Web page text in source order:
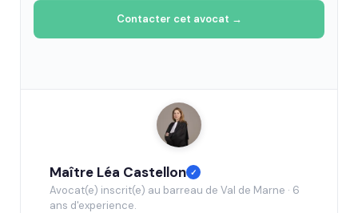
Contacter cet avocat →
Maître Léa Castellon ✓
Avocat(e) inscrit(e) au barreau de Val de Marne · 6
ans d'experience.